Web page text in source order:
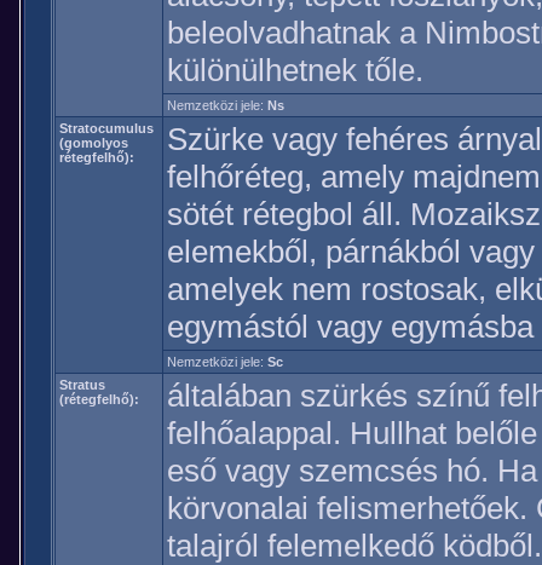
beleolvadhatnak a
különülhetnek tőle.
Nemzetközi jele: Ns
Stratocumulus
(gomolyos
rétegfelhő):
Szürke vagy fehéres
felhőréteg, amely
sötét rétegbol áll.
elemekből, párnákból
amelyek nem rostosak,
egymástól vagy
Nemzetközi jele: Sc
Stratus
(rétegfelhő):
általában szürkés színű
felhőalappal. Hullhat
eső vagy szemcsés hó.
körvonalai felismerhetőek.
talajról felemelkedő ködből.